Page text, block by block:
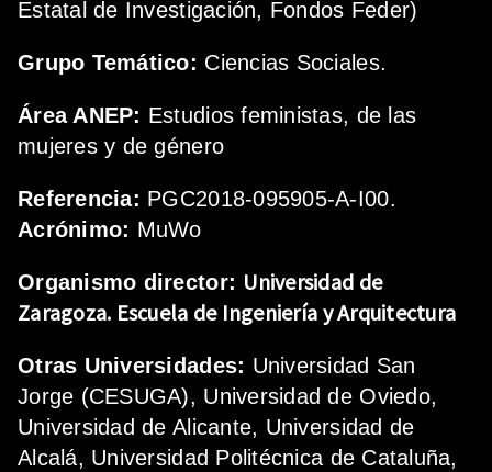
Estatal de Investigación, Fondos Feder)
Grupo Temático: Ciencias Sociales.
Área ANEP: Estudios feministas, de las
mujeres y de género
Referencia: PGC2018-095905-A-I00.
Acrónimo: MuWo
Organismo director: Universidad de
Zaragoza. Escuela de Ingeniería y Arquitectura
Otras Universidades: Universidad San
Jorge (CESUGA), Universidad de Oviedo,
Universidad de Alicante, Universidad de
Alcalá, Universidad Politécnica de Cataluña,